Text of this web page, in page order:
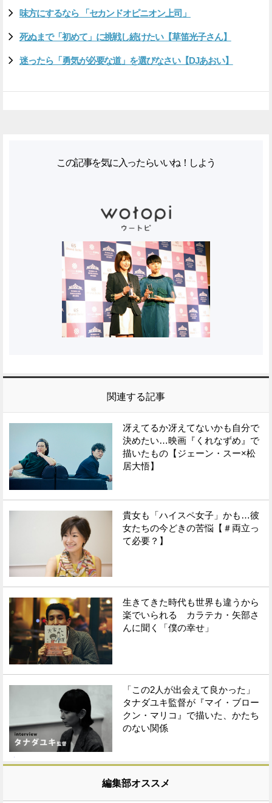
味方にするなら 「セカンドオピニオン上司」
死ぬまで「初めて」に挑戦し続けたい【草笛光子さん】
迷ったら「勇気が必要な道」を選びなさい【DJあおい】
この記事を気に入ったらいいね！しよう
関連する記事
冴えてるか冴えてないかも自分で
決めたい…映画『くれなずめ』で
描いたもの【ジェーン・スー×松
居大悟】
貴女も「ハイスペ女子」かも…彼
女たちの今どきの苦悩【＃両立っ
て必要？】
生きてきた時代も世界も違うから
楽でいられる カラテカ・矢部さ
んに聞く「僕の幸せ」
「この2人が出会えて良かった」
タナダユキ監督が『マイ・ブロー
クン・マリコ』で描いた、かたち
のない関係
編集部オススメ